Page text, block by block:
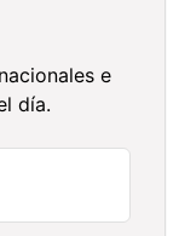
e
día.